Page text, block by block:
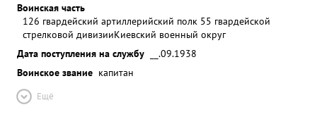
Воинская часть
126 гвардейский артиллерийский полк 55 гвардейской
стрелковой дивизииКиевский военный округ
Дата поступления на службу
__.09.1938
Воинское звание капитан
Ещё